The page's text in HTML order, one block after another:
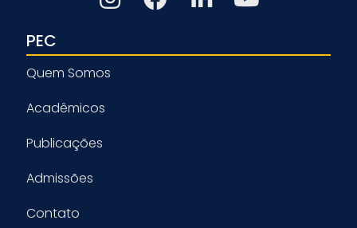
PEC
Quem Somos
Acadêmicos
Publicações
Admissões
Contato